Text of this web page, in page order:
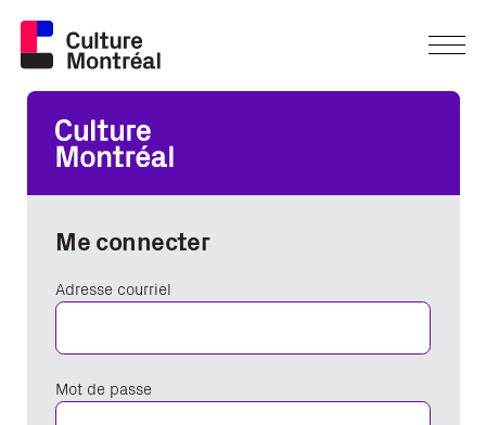
Me connecter
Adresse courriel
Mot de passe